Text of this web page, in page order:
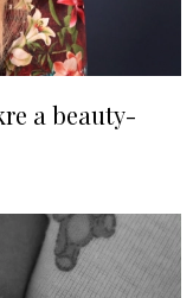
a beauty-